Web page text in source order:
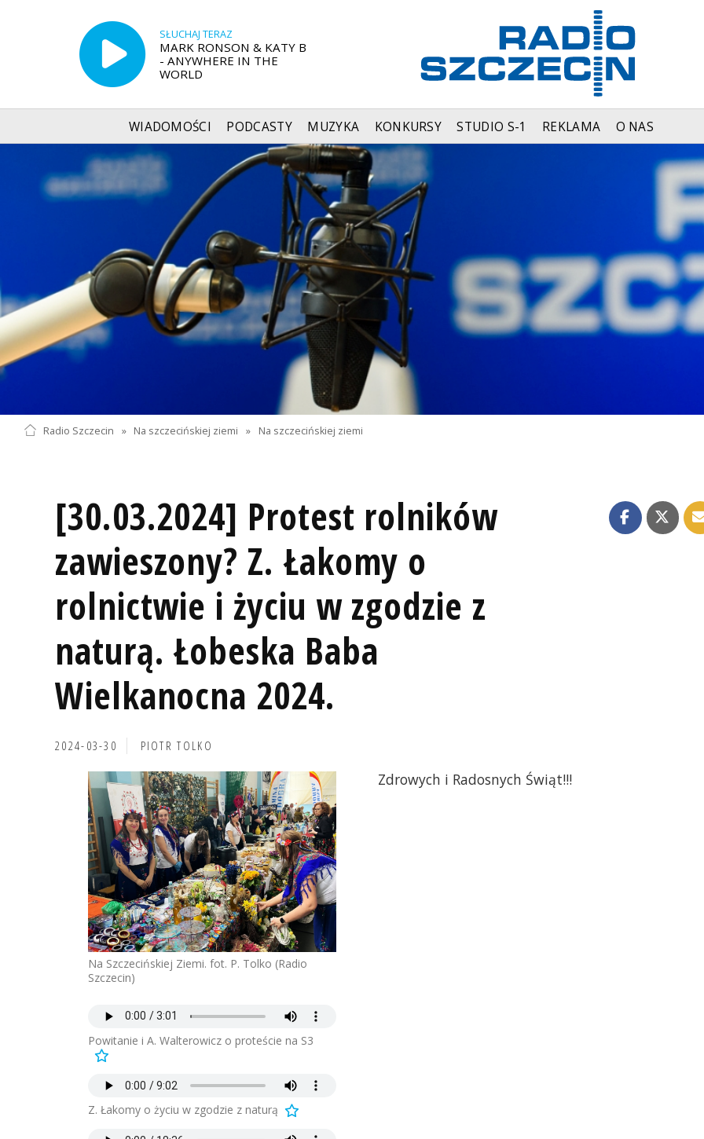
SŁUCHAJ TERAZ
MARK RONSON & KATY B
- ANYWHERE IN THE
WORLD
WIADOMOŚCI PODCASTY MUZYKA KONKURSY STUDIO S-1 REKLAMA O NAS
Radio Szczecin » Na szczecińskiej ziemi » Na szczecińskiej ziemi
[30.03.2024] Protest rolników
zawieszony? Z. Łakomy o
rolnictwie i życiu w zgodzie z
naturą. Łobeska Baba
Wielkanocna 2024.
2024-03-30 PIOTR TOLKO
Na Szczecińskiej Ziemi. fot. P. Tolko (Radio
Szczecin)
Powitanie i A. Walterowicz o proteście na S3
Z. Łakomy o życiu w zgodzie z naturą
Zdrowych i Radosnych Świąt!!!